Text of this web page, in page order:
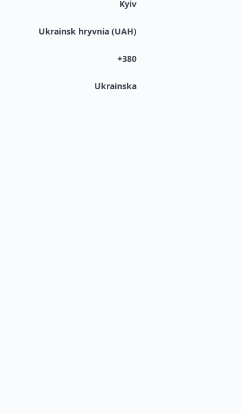
Kyiv
Ukrainsk hryvnia (UAH)
+380
Ukrainska